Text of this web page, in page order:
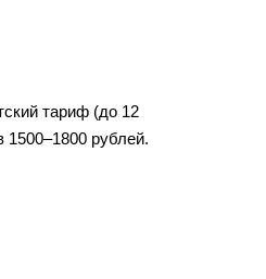
тариф (до 12
1500–1800 рублей.